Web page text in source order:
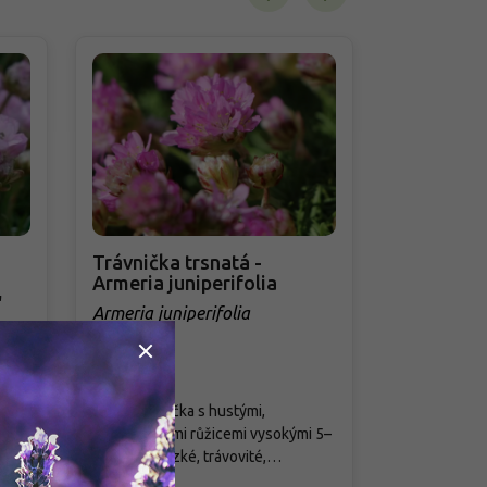
Trávnička trsnatá -
Armeria juniperifolia
Armeria juniperifolia
Nízká skalnička s hustými,
polštářovitými růžicemi vysokými 5–
10 cm. Má úzké, trávovité,
stálezelené listy a na jaře bohatě